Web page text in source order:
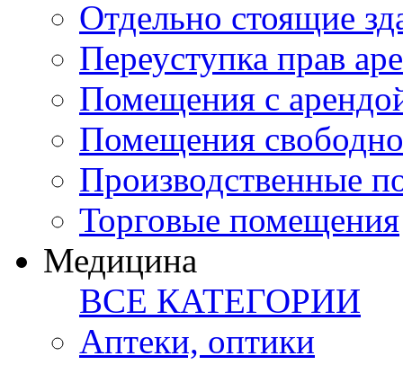
Отдельно стоящие
Переуступка прав
Помещения с
Помещения
Производственные
Торговые помещения
Медицина
ВСЕ КАТЕГОРИИ
Аптеки, оптики